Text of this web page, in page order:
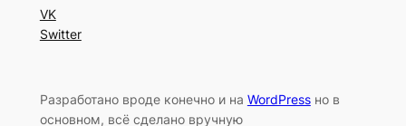
VK
Switter
Разработано вроде конечно и на WordPressно в
основном, всё сделано вручную